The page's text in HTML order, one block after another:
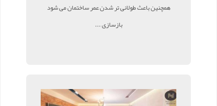
همچنین باعث طولانی تر شدن عمر ساختمان می شود
بازسازی ...